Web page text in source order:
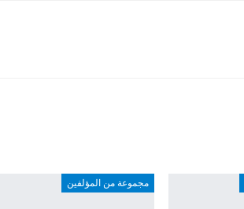
مجموعة من المؤلفين